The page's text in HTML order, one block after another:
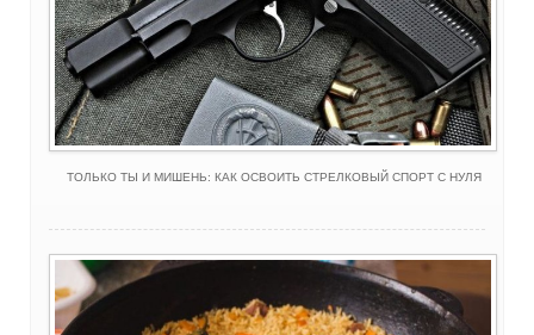
ТОЛЬКО ТЫ И МИШЕНЬ: КАК ОСВОИТЬ СТРЕЛКОВЫЙ СПОРТ С НУЛЯ